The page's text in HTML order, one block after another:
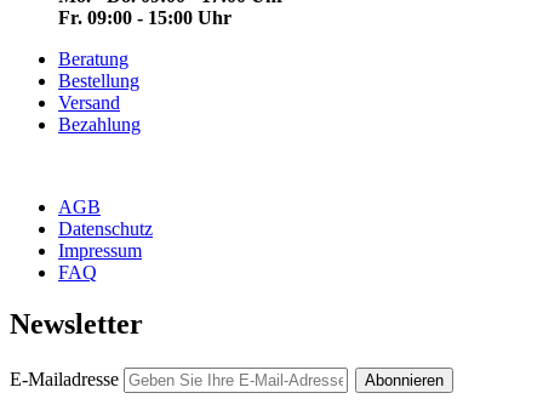
Fr. 09:00 - 15:00 Uhr
Beratung
Bestellung
Versand
Bezahlung
AGB
Datenschutz
Impressum
FAQ
Newsletter
E-Mailadresse Abonnieren